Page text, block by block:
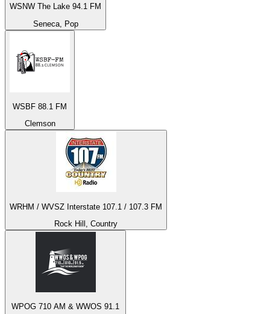
WSNW The Lake 94.1 FM
Seneca, Pop
WSBF 88.1 FM
Clemson
WRHM / WVSZ Interstate 107.1 / 107.3 FM
Rock Hill, Country
WPOG 710 AM & WWOS 91.1